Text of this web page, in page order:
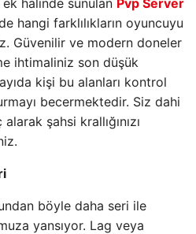
halinde sunulan Pvp Server
hangi farklılıkların oyuncuyu
Güvenilir ve modern doneler
ihtimaliniz son düşük
kişi bu alanları kontrol
becermektedir. Siz dahi
şahsi krallığınızı
böyle daha seri ile
yansıyor. Lag veya